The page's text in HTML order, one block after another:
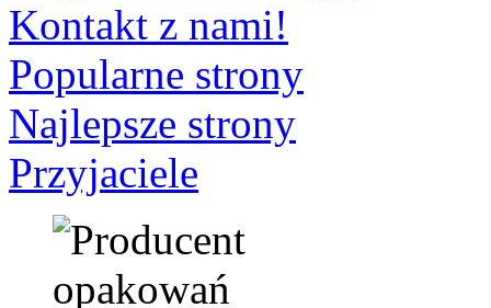
Kontakt z nami!
Popularne strony
Najlepsze strony
Przyjaciele